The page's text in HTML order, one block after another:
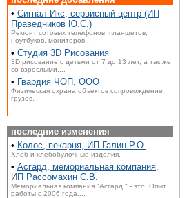
• Сигнал-Икс, сервисный центр (ИП
Праведников Ю.С.)
Ремонт сотовых телефонов, планшетов,
ноутбуков, мониторов,...
• Студия 3D Рисования
3D рисование с детьми от 7 до 13 лет, а так же
со взрослыми,...
• Гвардия ЧОП, ООО
Физическая охрана объектов сопровождение
грузов.
последние изменения
• Колос, пекарня, ИП Галин Р.О.
Хлеб и хлебобулочные изделия.
• Асгард, мемориальная компания,
ИП Рассомахин С.В.
Мемориальная компания "Асгард " - это: Опыт
работы с 2006 года....